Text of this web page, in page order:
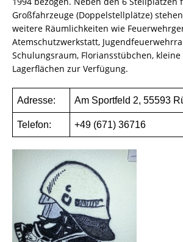
Großfahrzeuge (Doppelstellplätze)
weitere Räumlichkeiten wie
Atemschutzwerkstatt,
Schulungsraum, Floriansstübchen,
Lagerflächen zur Verfügung.
Adresse: Am Sportfeld 2, 55593
Telefon: +49 (671) 36716